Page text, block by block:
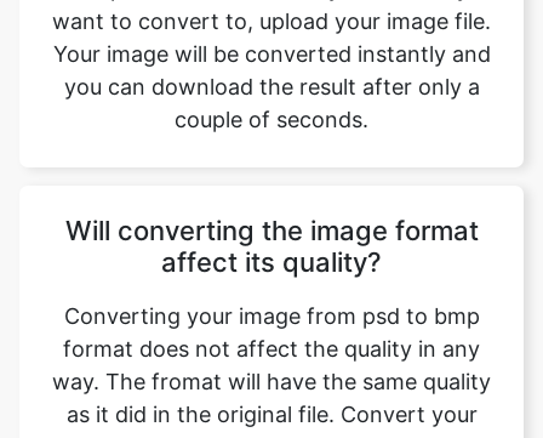
couple of seconds.
Will converting the image format
format does not affect the quality in any
way. The fromat will have the same quality
as it did in the original file. Convert your
images with perfect quality, size, and
compression. Our online image converter
tool has this as one of its key features. We